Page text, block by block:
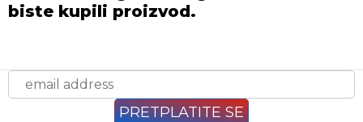
biste kupili proizvod.